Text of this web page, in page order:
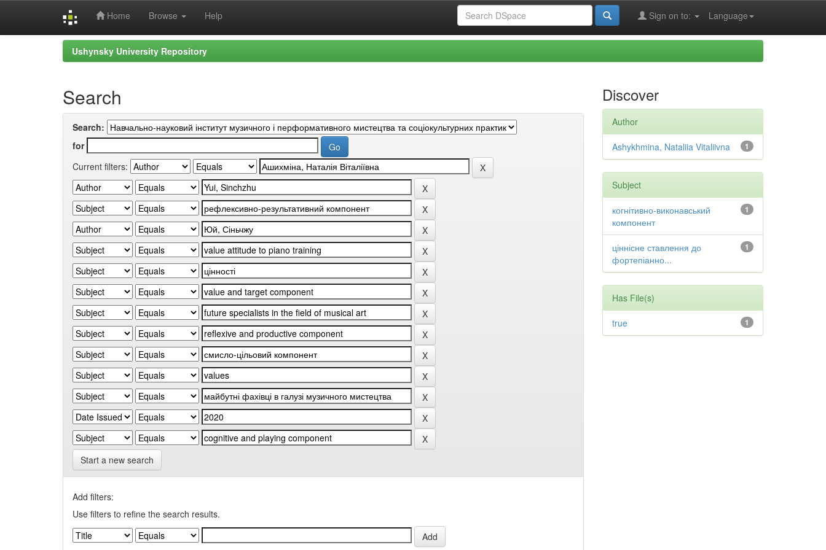
Home Browse Help Language
Sign on to:
Ushynsky University Repository
Search
Search:
for
Current filters:
Start a new search
Add filters:
Use filters to refine the search results.
Discover
Author
1
Ashykhmina, Nataliia Vitaliivna
Subject
1
когнітивно-виконавський
компонент
1
ціннісне ставлення до
фортепіанно...
Has File(s)
1
true